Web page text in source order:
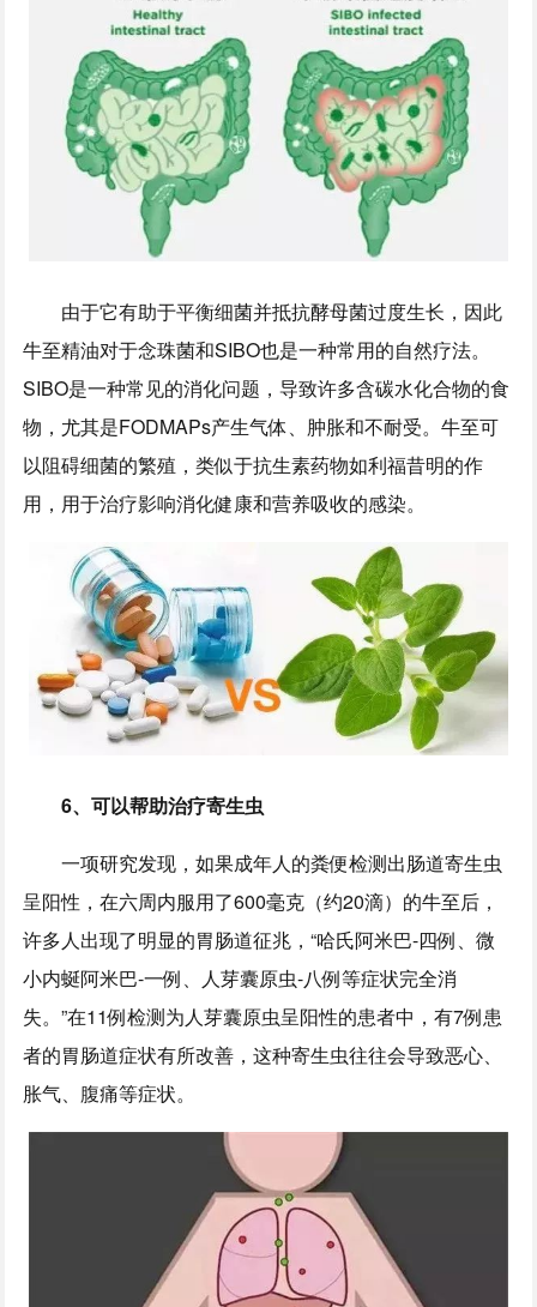
由于它有助于平衡细菌并抵抗酵母菌过度生长，因此
牛至精油对于念珠菌和SIBO也是一种常用的自然疗法。
SIBO是一种常见的消化问题，导致许多含碳水化合物的食
物，尤其是FODMAPs产生气体、肿胀和不耐受。牛至可
以阻碍细菌的繁殖，类似于抗生素药物如利福昔明的作
用，用于治疗影响消化健康和营养吸收的感染。
6、可以帮助治疗寄生虫
一项研究发现，如果成年人的粪便检测出肠道寄生虫
呈阳性，在六周内服用了600毫克（约20滴）的牛至后，
许多人出现了明显的胃肠道征兆，“哈氏阿米巴-四例、微
小内蜒阿米巴-一例、人芽囊原虫-八例等症状完全消
失。”在11例检测为人芽囊原虫呈阳性的患者中，有7例患
者的胃肠道症状有所改善，这种寄生虫往往会导致恶心、
胀气、腹痛等症状。